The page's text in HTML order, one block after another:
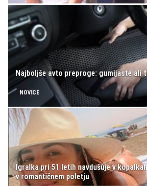
Najboljše avto preproge: gumijaste ali
NOVICE
Igralka pri 51 letih navdušuje v
v romantičnem poletju